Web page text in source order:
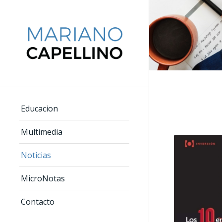
Educacion
Multimedia
Noticias
MicroNotas
Contacto